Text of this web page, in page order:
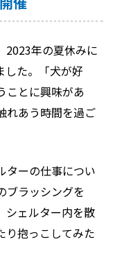
2023年の夏休みに
した。「犬が好
ことに興味があ
れあう時間を過ご
ターの仕事につい
ブラッシングを
シェルター内を散
り抱っこしてみた